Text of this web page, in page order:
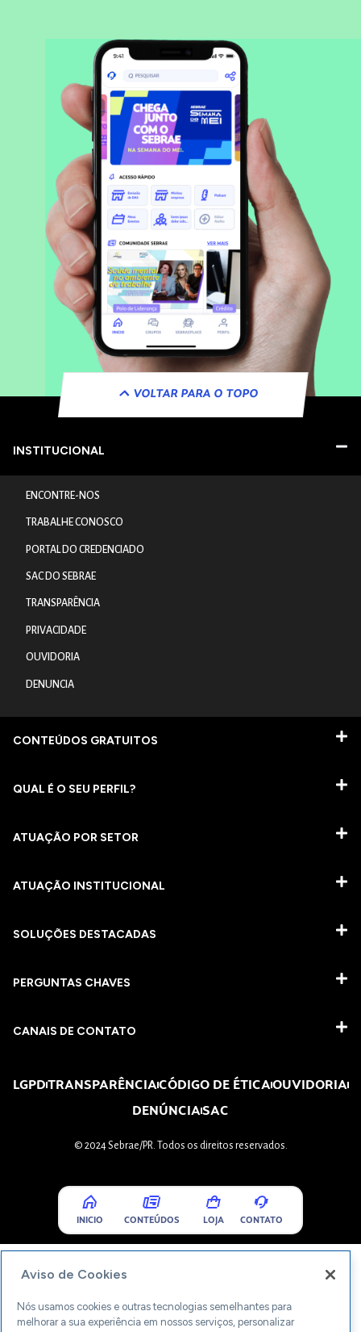
VOLTAR PARA O TOPO
INSTITUCIONAL
ENCONTRE-NOS
TRABALHE CONOSCO
PORTAL DO CREDENCIADO
SAC DO SEBRAE
TRANSPARÊNCIA
PRIVACIDADE
OUVIDORIA
DENUNCIA
CONTEÚDOS GRATUITOS
QUAL É O SEU PERFIL?
ATUAÇÃO POR SETOR
ATUAÇÃO INSTITUCIONAL
SOLUÇÕES DESTACADAS
PERGUNTAS CHAVES​
CANAIS DE CONTATO
LGPDTRANSPARÊNCIACÓDIGO DE ÉTICAOUVIDORIA
DENÚNCIASAC
© 2024 Sebrae/PR. Todos os direitos reservados.
INICIO CONTEÚDOS LOJA CONTATO
Aviso de Cookies
Nós usamos cookies e outras tecnologias semelhantes para
melhorar a sua experiência em nossos serviços, personalizar